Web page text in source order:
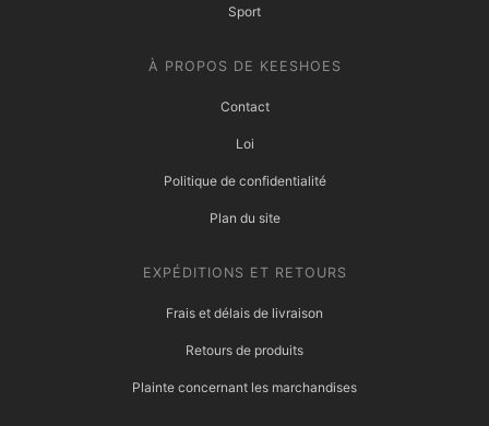
Sport
À PROPOS DE KEESHOES
Contact
Loi
Politique de confidentialité
Plan du site
EXPÉDITIONS ET RETOURS
Frais et délais de livraison
Retours de produits
Plainte concernant les marchandises